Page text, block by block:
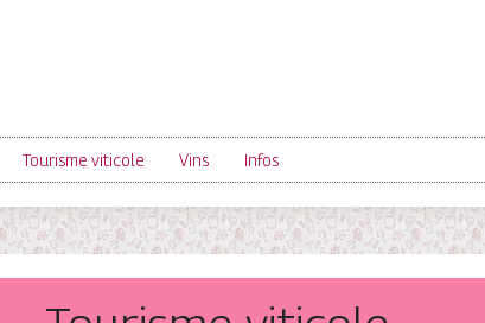
Tourisme viticole Vins Infos